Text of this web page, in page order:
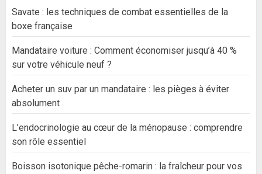
Savate : les techniques de combat essentielles de la
boxe française
Mandataire voiture : Comment économiser jusqu’à 40 %
sur votre véhicule neuf ?
Acheter un suv par un mandataire : les pièges à éviter
absolument
L’endocrinologie au cœur de la ménopause : comprendre
son rôle essentiel
Boisson isotonique pêche-romarin : la fraîcheur pour vos